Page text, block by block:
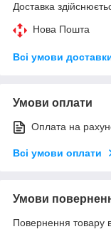
Доставка
Нова Пошта
Всі умови
Умови оплати
Оплата на
Всі умови оплати
Умови
Повернення товару